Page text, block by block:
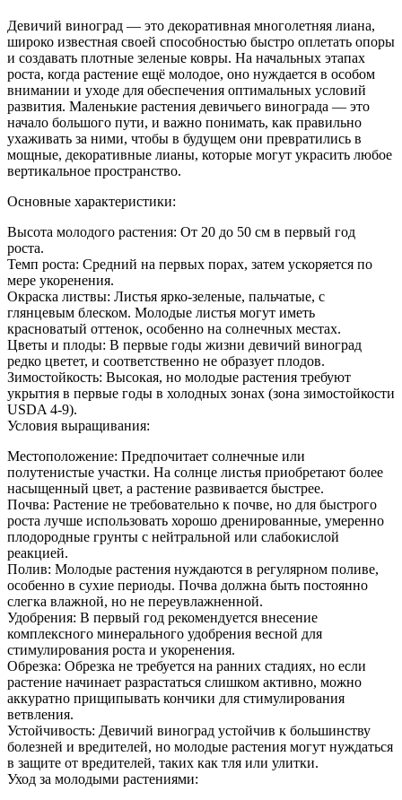
(Parthenocissus)
Девичий виноград — это декоративная многолетняя лиана,
широко известная своей способностью быстро оплетать опоры
и создавать плотные зеленые ковры. На начальных этапах
роста, когда растение ещё молодое, оно нуждается в особом
внимании и уходе для обеспечения оптимальных условий
развития. Маленькие растения девичьего винограда — это
начало большого пути, и важно понимать, как правильно
ухаживать за ними, чтобы в будущем они превратились в
мощные, декоративные лианы, которые могут украсить любое
вертикальное пространство.
Основные характеристики:
Высота молодого растения: От 20 до 50 см в первый год
роста.
Темп роста: Средний на первых порах, затем ускоряется по
мере укоренения.
Окраска листвы: Листья ярко-зеленые, пальчатые, с
глянцевым блеском. Молодые листья могут иметь
красноватый оттенок, особенно на солнечных местах.
Цветы и плоды: В первые годы жизни девичий виноград
редко цветет, и соответственно не образует плодов.
Зимостойкость: Высокая, но молодые растения требуют
укрытия в первые годы в холодных зонах (зона зимостойкости
USDA 4-9).
Условия выращивания:
Местоположение: Предпочитает солнечные или
полутенистые участки. На солнце листья приобретают более
насыщенный цвет, а растение развивается быстрее.
Почва: Растение не требовательно к почве, но для быстрого
роста лучше использовать хорошо дренированные, умеренно
плодородные грунты с нейтральной или слабокислой
реакцией.
Полив: Молодые растения нуждаются в регулярном поливе,
особенно в сухие периоды. Почва должна быть постоянно
слегка влажной, но не переувлажненной.
Удобрения: В первый год рекомендуется внесение
комплексного минерального удобрения весной для
стимулирования роста и укоренения.
Обрезка: Обрезка не требуется на ранних стадиях, но если
растение начинает разрастаться слишком активно, можно
аккуратно прищипывать кончики для стимулирования
ветвления.
Устойчивость: Девичий виноград устойчив к большинству
болезней и вредителей, но молодые растения могут нуждаться
в защите от вредителей, таких как тля или улитки.
Уход за молодыми растениями: